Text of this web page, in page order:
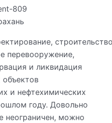
809
перевооружение,
и ликвидация
и нефтехимических
году. Довольно
неограничен, можно